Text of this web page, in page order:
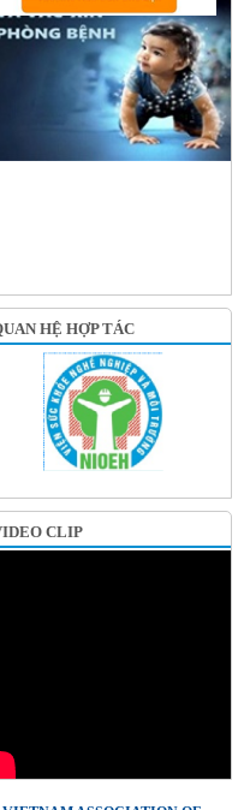
HỆ HỢP TÁC
CLIP